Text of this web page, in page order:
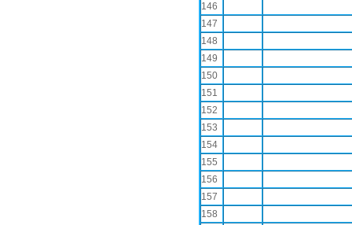
146
147
148
149
150
151
152
153
154
155
156
157
158